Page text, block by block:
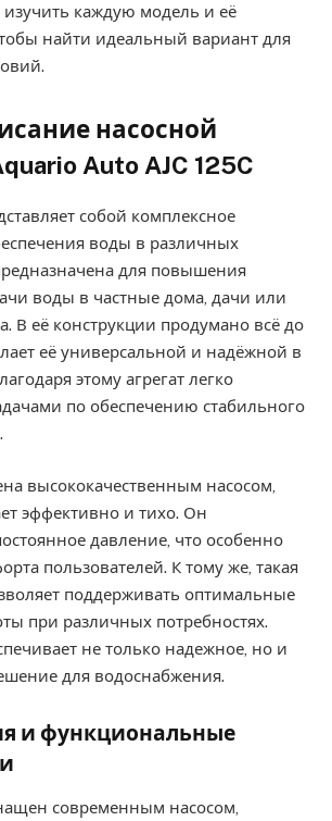
изучить каждую модель и её
найти идеальный вариант для
насосной
Auto AJC 125C
собой комплексное
воды в различных
для повышения
воды в частные дома, дачи или
В её конструкции продумано всё до
её универсальной и надёжной в
этому агрегат легко
по обеспечению стабильного
высококачественным насосом,
эффективно и тихо. Он
давление, что особенно
пользователей. К тому же, такая
поддерживать оптимальные
при различных потребностях.
не только надежное, но и
для водоснабжения.
и функциональные
современным насосом,